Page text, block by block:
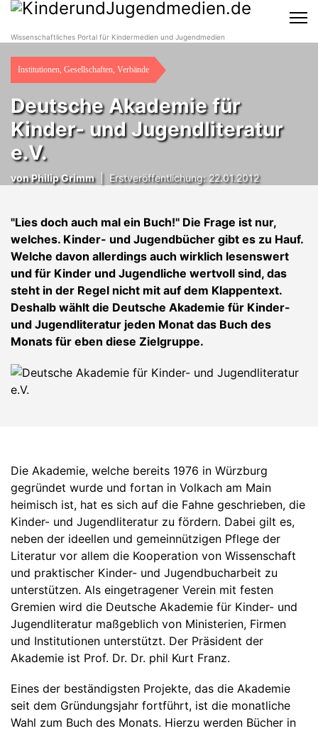
Wissenschaftliches Portal für Kindermedien und Jugendmedien
Institutionen, Gesellschaften, Verbände
Deutsche Akademie für
Kinder- und Jugendliteratur
e.V.
von Philip Grimm| Erstveröffentlichung: 22.01.2012
"Lies doch auch mal ein Buch!" Die Frage ist nur,
welches. Kinder- und Jugendbücher gibt es zu Hauf.
Welche davon allerdings auch wirklich lesenswert
und für Kinder und Jugendliche wertvoll sind, das
steht in der Regel nicht mit auf dem Klappentext.
Deshalb wählt die Deutsche Akademie für Kinder-
und Jugendliteratur jeden Monat das Buch des
Monats für eben diese Zielgruppe.
Die Akademie, welche bereits 1976 in Würzburg
gegründet wurde und fortan in Volkach am Main
heimisch ist, hat es sich auf die Fahne geschrieben, die
Kinder- und Jugendliteratur zu fördern. Dabei gilt es,
neben der ideellen und gemeinnützigen Pflege der
Literatur vor allem die Kooperation von Wissenschaft
und praktischer Kinder- und Jugendbucharbeit zu
unterstützen. Als eingetragener Verein mit festen
Gremien wird die Deutsche Akademie für Kinder- und
Jugendliteratur maßgeblich von Ministerien, Firmen
und Institutionen unterstützt. Der Präsident der
Akademie ist Prof. Dr. Dr. phil Kurt Franz.
Eines der beständigsten Projekte, das die Akademie
seit dem Gründungsjahr fortführt, ist die monatliche
Wahl zum Buch des Monats. Hierzu werden Bücher in